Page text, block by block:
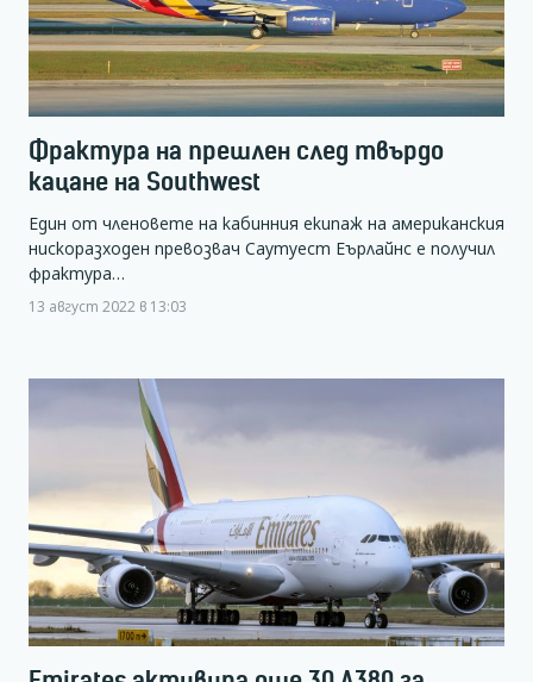
Фрактура на прешлен след твърдо
кацане на Southwest
Един от членовете на кабинния екипаж на американския
нискоразходен превозвач Саутуест Еърлайнс е получил
фрактура…
13 август 2022 в 13:03